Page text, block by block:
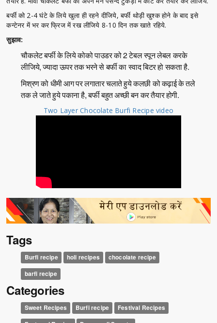
बर्फी को 2-4 घंटे के लिये खुला ही रहने दीजिये, बर्फी थोड़ी खुश्क होने के बाद इसे
कन्टेनर में भर कर फ्रिज में रख लीजिये 8-10 दिन तक खाते रहिये.
सुझाव:
चौकलेट बर्फी के लिये कोको पाउडर को 2 टेबल स्पून लेबल करके
लीजिये, ज्यादा ऊपर तक भरने से बर्फी का स्वाद बिटर हो सकता है.
मिश्रण को धीमी आग पर लगातार चलाते हुये कलछी को कढ़ाई के तले
तक ले जाते हुये पकाना है, बर्फी बहुत अच्छी बन कर तैयार होगी.
Two Layer Chocolate Burfi Recipe video
Tags
Burfi recipe holi recipes
chocolate recipe
barfi recipe
Categories
Sweet Recipes Burfi recipe
Festival Recipes